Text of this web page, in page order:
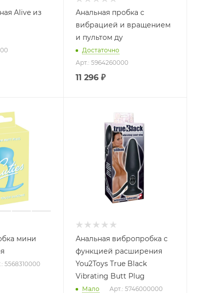
Alive из
Анальная пробка с
вибрацией и вращением
и пультом ду
Достаточно
Арт.: 5964260000
11 296₽
мини
5568310000
Анальная вибропробка с
функцией расширения
You2Toys True Black
Vibrating Butt Plug
Мало Арт.: 5746000000